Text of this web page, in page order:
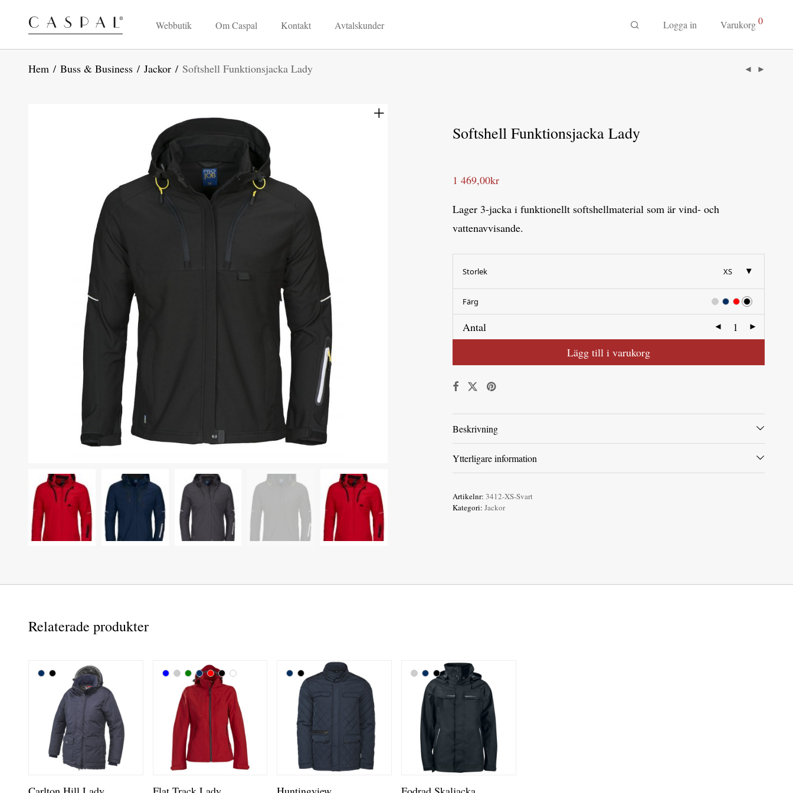
Webbutik Om Caspal Kontakt Avtalskunder Logga in Varukorg0
Hem / Buss & Business / Jackor / Softshell Funktionsjacka Lady
Softshell Funktionsjacka Lady
1 469,00kr
Lager 3-jacka i funktionellt softshellmaterial som är vind- och
vattenavvisande.
Storlek XS
Färg
Antal
Lägg till i varukorg
Beskrivning
Ytterligare information
Artikelnr: 3412-XS-Svart
Kategori: Jackor
Relaterade produkter